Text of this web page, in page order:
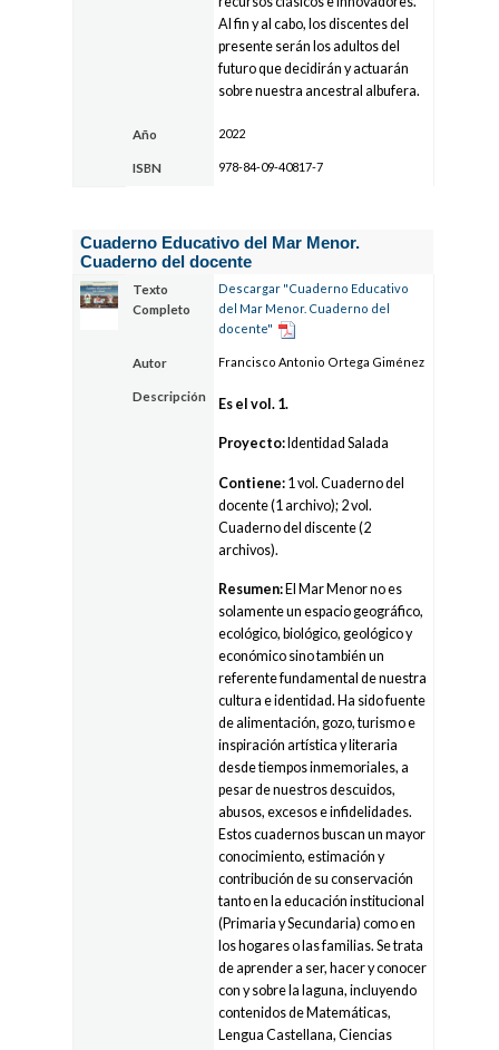
Al fin y al cabo, los discentes del
presente serán los adultos del
futuro que decidirán y actuarán
sobre nuestra ancestral albufera.
Año 2022
ISBN 978-84-09-40817-7
Cuaderno Educativo del Mar Menor.
Cuaderno del docente
Texto
Completo
Descargar "Cuaderno Educativo
del Mar Menor. Cuaderno del
docente"
Autor Francisco Antonio Ortega Giménez
Descripción
Es el vol. 1.
Proyecto: Identidad Salada
Contiene: 1 vol. Cuaderno del
docente (1 archivo); 2 vol.
Cuaderno del discente (2
archivos).
Resumen:El Mar Menor no es
solamente un espacio geográfico,
ecológico, biológico, geológico y
económico sino también un
referente fundamental de nuestra
cultura e identidad. Ha sido fuente
de alimentación, gozo, turismo e
inspiración artística y literaria
desde tiempos inmemoriales, a
pesar de nuestros descuidos,
abusos, excesos e infidelidades.
Estos cuadernos buscan un mayor
conocimiento, estimación y
contribución de su conservación
tanto en la educación institucional
(Primaria y Secundaria) como en
los hogares o las familias. Se trata
de aprender a ser, hacer y conocer
con y sobre la laguna, incluyendo
contenidos de Matemáticas,
Lengua Castellana, Ciencias